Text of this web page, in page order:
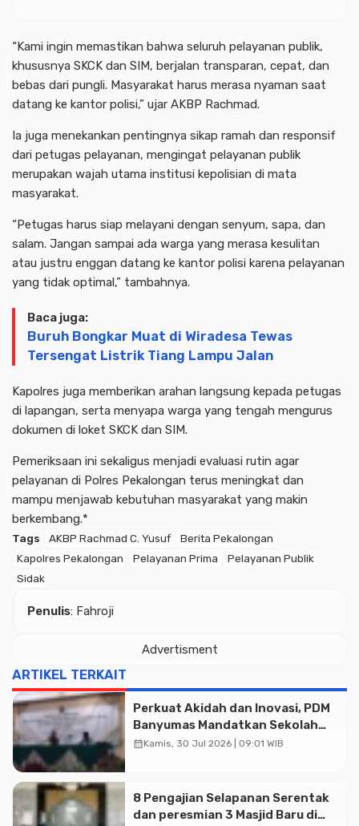
“Kami ingin memastikan bahwa seluruh pelayanan publik,
khususnya SKCK dan SIM, berjalan transparan, cepat, dan
bebas dari pungli. Masyarakat harus merasa nyaman saat
datang ke kantor polisi,” ujar AKBP Rachmad.
Ia juga menekankan pentingnya sikap ramah dan responsif
dari petugas pelayanan, mengingat pelayanan publik
merupakan wajah utama institusi kepolisian di mata
masyarakat.
“Petugas harus siap melayani dengan senyum, sapa, dan
salam. Jangan sampai ada warga yang merasa kesulitan
atau justru enggan datang ke kantor polisi karena pelayanan
yang tidak optimal,” tambahnya.
Baca juga:
Buruh Bongkar Muat di Wiradesa Tewas
Tersengat Listrik Tiang Lampu Jalan
Kapolres juga memberikan arahan langsung kepada petugas
di lapangan, serta menyapa warga yang tengah mengurus
dokumen di loket SKCK dan SIM.
Pemeriksaan ini sekaligus menjadi evaluasi rutin agar
pelayanan di Polres Pekalongan terus meningkat dan
mampu menjawab kebutuhan masyarakat yang makin
berkembang.*
Tags AKBP Rachmad C. Yusuf
Berita Pekalongan
Kapolres Pekalongan
Pelayanan Prima
Pelayanan Publik
Sidak
Penulis: Fahroji
Advertisment
ARTIKEL TERKAIT
Perkuat Akidah dan Inovasi, PDM
Banyumas Mandatkan Sekolah
Muhammadiyah Jadi Pilihan
calendar_monthKamis, 30 Jul 2026 | 09:01 WIB
8 Pengajian Selapanan Serentak
dan peresmian 3 Masjid Baru di